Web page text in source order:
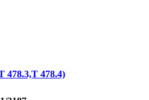
478.3,T 478.4)